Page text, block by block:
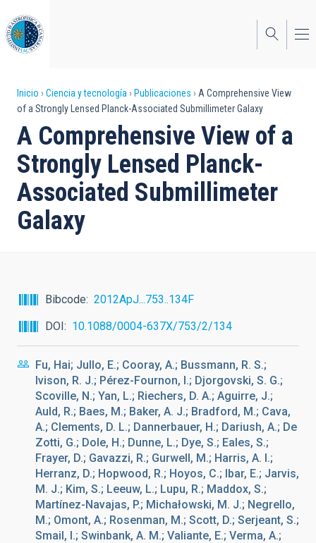
al
contenido
principal
Sobrescribir
enlaces
de
ayuda
a
la
Inicio Ciencia y tecnología Publicaciones
A Comprehensive View
of a Strongly Lensed Planck-Associated Submillimeter Galaxy
A Comprehensive View of a
Strongly Lensed Planck-
Associated Submillimeter
Galaxy
Bibcode
2012ApJ...753..134F
DOI
10.1088/0004-637X/753/2/134
Fu, Hai; Jullo, E.; Cooray, A.; Bussmann, R. S.;
Ivison, R. J.; Pérez-Fournon, I.; Djorgovski, S. G.;
Scoville, N.; Yan, L.; Riechers, D. A.; Aguirre, J.;
Auld, R.; Baes, M.; Baker, A. J.; Bradford, M.; Cava,
A.; Clements, D. L.; Dannerbauer, H.; Dariush, A.; De
Zotti, G.; Dole, H.; Dunne, L.; Dye, S.; Eales, S.;
Frayer, D.; Gavazzi, R.; Gurwell, M.; Harris, A. I.;
Herranz, D.; Hopwood, R.; Hoyos, C.; Ibar, E.; Jarvis,
M. J.; Kim, S.; Leeuw, L.; Lupu, R.; Maddox, S.;
Martínez-Navajas, P.; Michałowski, M. J.; Negrello,
M.; Omont, A.; Rosenman, M.; Scott, D.; Serjeant, S.;
Smail, I.; Swinbank, A. M.; Valiante, E.; Verma, A.;